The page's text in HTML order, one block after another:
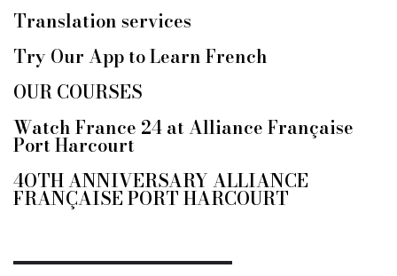
Translation services
Try Our App to Learn French
OUR COURSES
Watch France 24 at Alliance Française
Port Harcourt
4OTH ANNIVERSARY ALLIANCE
FRANÇAISE PORT HARCOURT